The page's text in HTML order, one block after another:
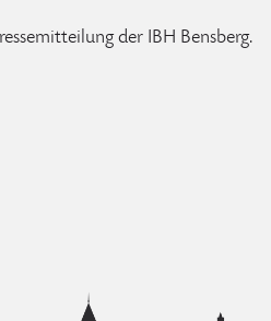
der IBH Bensberg.